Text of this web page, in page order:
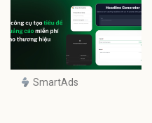
SmartAds